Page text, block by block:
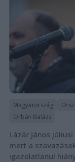
Magyarország
Orbán Balázs
Lázár János
mert a
igazolatlanul